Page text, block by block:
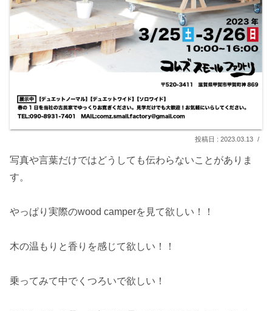
2023.03.13
写真や言葉だけではどうしても伝わらないことがありま
す。
やっぱり実際のwood camperを見て欲しい！！
木の温もりと香りを感じて欲しい！！
乗ってみて中でくつろいで欲しい！